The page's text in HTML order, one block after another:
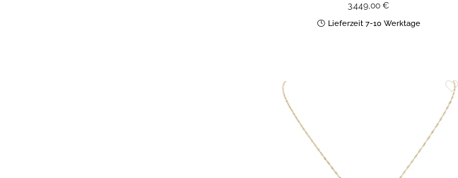
3.449,00€
Lieferzeit 7-10 Werktage
Wunschliste
hinzufügen